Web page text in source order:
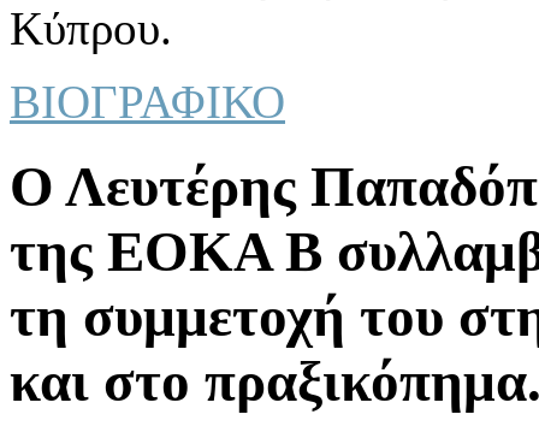
Κύπρου.
ΒΙΟΓΡΑΦΙΚΟ
Ο Λευτέρης
της ΕΟΚΑ Β
τη συμμετοχή του
και στο